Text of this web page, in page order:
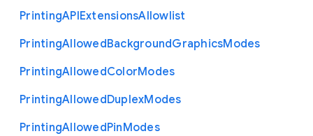
PrintingAPIExtensionsAllowlist
PrintingAllowedBackgroundGraphicsModes
PrintingAllowedColorModes
PrintingAllowedDuplexModes
PrintingAllowedPinModes